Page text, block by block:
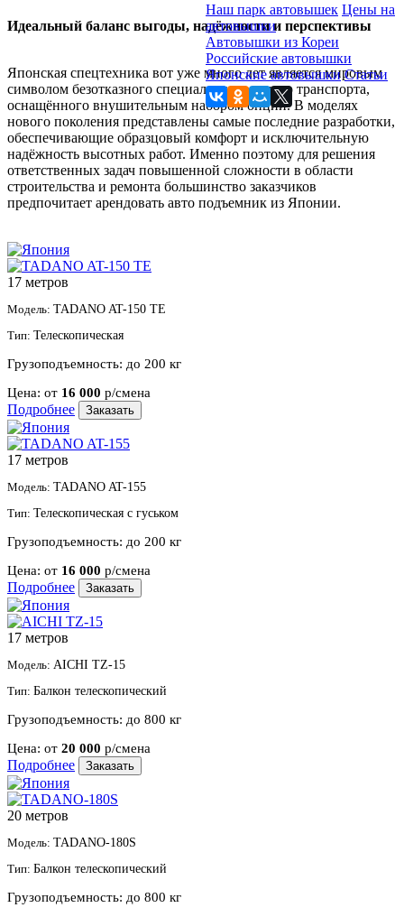
Идеальный баланс выгоды, надёжности и перспективы
Японская спецтехника вот уже много лет является мировым
символом безотказного специализированного транспорта,
оснащённого внушительным набором опций. В моделях
нового поколения представлены самые последние разработки,
обеспечивающие образцовый комфорт и исключительную
надёжность высотных работ. Именно поэтому для решения
ответственных задач повышенной сложности в области
строительства и ремонта большинство заказчиков
предпочитает арендовать авто подъемник из Японии.
17 метров
Модель: TADANO AT-150 TE
Тип: Телескопическая
Грузоподъемность: до 200 кг
Цена: от 16 000 р/смена
Подробнее Заказать
17 метров
Модель: TADANO AT-155
Тип: Телескопическая с гуськом
Грузоподъемность: до 200 кг
Цена: от 16 000 р/смена
Подробнее Заказать
17 метров
Модель: AICHI TZ-15
Тип: Балкон телескопический
Грузоподъемность: до 800 кг
Цена: от 20 000 р/смена
Подробнее Заказать
20 метров
Модель: TADANO-180S
Тип: Балкон телескопический
Грузоподъемность: до 800 кг
Наш парк автовышек Цены на
автовышки
Автовышки из Кореи
Российские автовышки
Японские автовышки Статьи